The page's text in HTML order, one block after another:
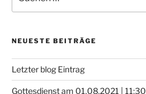
nach:
NEUESTE BEITRÄGE
Letzter blog Eintrag
Gottesdienst am 01.08.2021 | 11:30